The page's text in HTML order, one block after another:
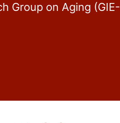
Group on Aging (GIE-